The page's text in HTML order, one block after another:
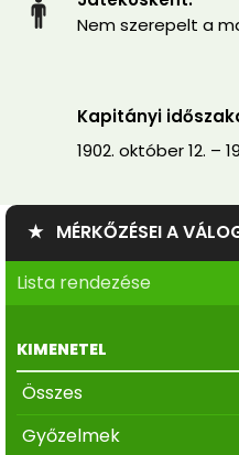
Nem szerepelt a
Kapitányi
1902. október 12. –
★ MÉRKŐZÉSEI A
Lista rendezése
KIMENETEL
Összes
Győzelmek